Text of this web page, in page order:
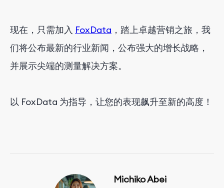
现在，只需加入 FoxData ，踏上卓越营销之旅，我
们将公布最新的行业新闻，公布强大的增长战略，
并展示尖端的测量解决方案。
以 FoxData 为指导，让您的表现飙升至新的高度！
Michiko Abei